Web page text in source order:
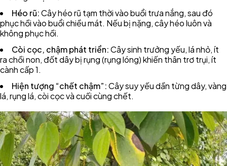
Héo rũ:Cây héo rũ tạm thời vào buổi trưa nắng, sau đó
phục hồi vào buổi chiều mát. Nếu bị nặng, cây héo luôn và
không phục hồi.
Còi cọc, chậm phát triển:Cây sinh trưởng yếu, lá nhỏ, ít
ra chồi non, đốt dây bị rụng (rụng lóng) khiến thân trơ trụi, ít
cành cấp 1.
Hiện tượng “chết chậm”:Cây suy yếu dần từng dây, vàng
lá, rụng lá, còi cọc và cuối cùng chết.